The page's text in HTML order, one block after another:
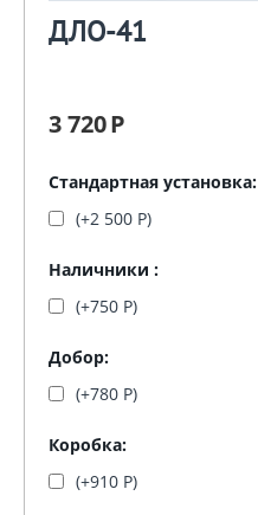
ДЛО-41
3 720Р
Стандартная установка:
(+2 500 Р)
Наличники :
(+750 Р)
Добор:
(+780 Р)
Коробка:
(+910 Р)